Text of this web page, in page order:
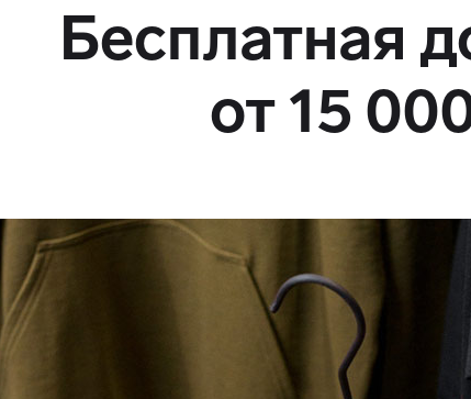
Бесплатная
от 15